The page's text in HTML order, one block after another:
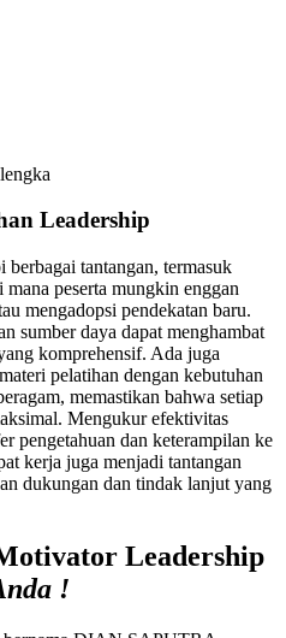
Leadership
berbagai tantangan, termasuk
mana peserta mungkin enggan
mengadopsi pendekatan baru.
sumber daya dapat menghambat
komprehensif. Ada juga
pelatihan dengan kebutuhan
memastikan bahwa setiap
Mengukur efektivitas
pengetahuan dan keterampilan ke
kerja juga menjadi tantangan
dukungan dan tindak lanjut yang
Leadership
!